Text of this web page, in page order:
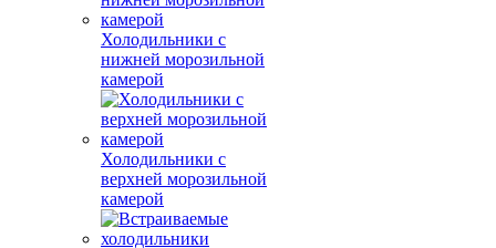
Холодильники с
нижней морозильной
камерой
Холодильники с
верхней морозильной
камерой